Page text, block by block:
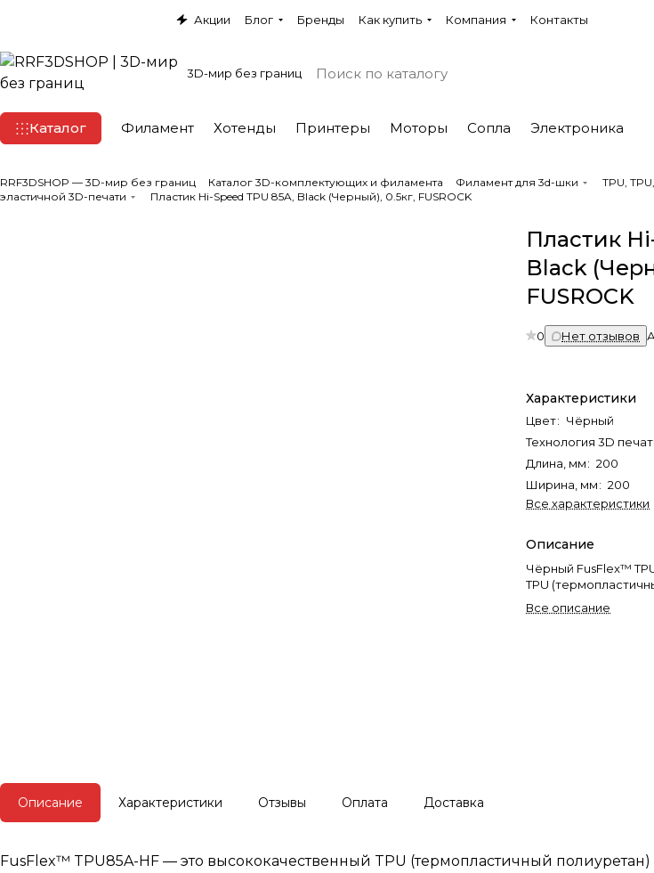
Акции Блог Бренды Как купить Компания Контакты
3D-мир без границ
Каталог Филамент Хотенды Принтеры Моторы Сопла Электроника
RRF3DSHOP — 3D-мир без границ Каталог 3D-комплектующих и филамента Филамент для 3d-шки
TPU,
эластичной 3D-печати
Пластик Hi-Speed TPU 85A, Black (Черный), 0.5кг, FUSROCK
Пластик
Black
FUSROCK
0 Нет отзывов
Характеристики
Цвет: Чёрный
Технология 3D
Длина, мм: 200
Ширина, мм: 200
Все характеристики
Описание
Чёрный FusFlex™️
TPU
Все описание
Описание Характеристики Отзывы Оплата Доставка
FusFlex™️ TPU85A-HF — это высококачественный TPU (термопластичный